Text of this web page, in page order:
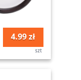
4.99 zł
szt